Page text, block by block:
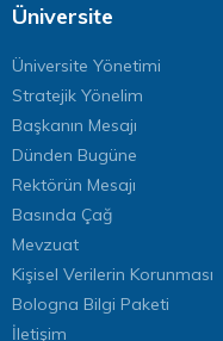
Üniversite
Üniversite Yönetimi
Stratejik Yönelim
Başkanın Mesajı
Dünden Bugüne
Rektörün Mesajı
Basında Çağ
Mevzuat
Kişisel Verilerin Korunması
Bologna Bilgi Paketi
İletişim